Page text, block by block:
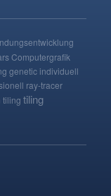
Computergrafik
genetic individuell
ray-tracer
tiling tiling